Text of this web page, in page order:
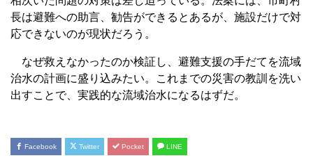
長は避難への助言、勧告ができるとあるが、施設だけで対
応できないのが現状だろう。
なぜ救えなかったのか検証し、避難支援の手だてを流域
治水の計画に盛り込みたい。これまでの災害の教訓を洗い
出すことで、実践的な流域治水になるはずだ。
Facebook Twitter Pocket LINE